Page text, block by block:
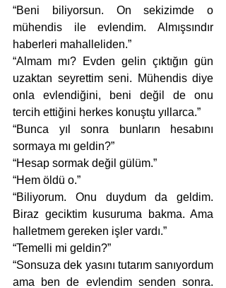
“Beni biliyorsun. On sekizimde o
mühendis ile evlendim. Almışsındır
haberleri mahalleliden.”
“Almam mı? Evden gelin çıktığın gün
uzaktan seyrettim seni. Mühendis diye
onla evlendiğini, beni değil de onu
tercih ettiğini herkes konuştu yıllarca.”
“Bunca yıl sonra bunların hesabını
sormaya mı geldin?”
“Hesap sormak değil gülüm.”
“Hem öldü o.”
“Biliyorum. Onu duydum da geldim.
Biraz geciktim kusuruma bakma. Ama
halletmem gereken işler vardı.”
“Temelli mi geldin?”
“Sonsuza dek yasını tutarım sanıyordum
ama ben de evlendim senden sonra.